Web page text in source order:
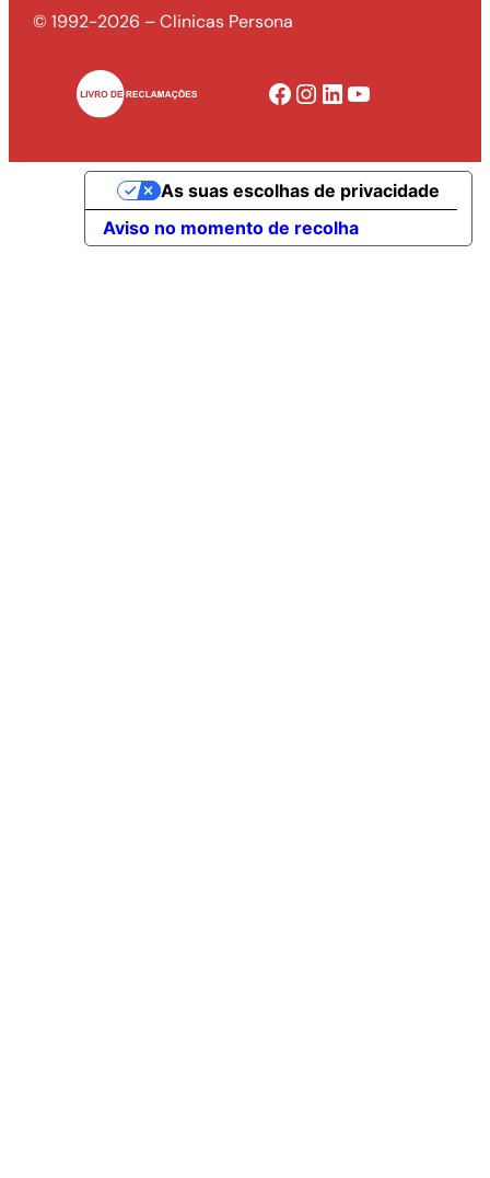
© 1992-2026 – Clinicas Persona
Facebook Instagram LinkedIn YouTube
Aviso no momento de recolha
As suas escolhas de privacidade